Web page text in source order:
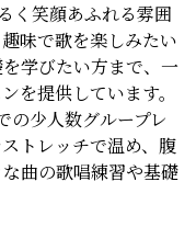
く笑顔あふれる雰囲
味で歌を楽しみたい
学びたい方まで、一
を提供しています。
の少人数グループレ
トレッチで温め、腹
曲の歌唱練習や基礎